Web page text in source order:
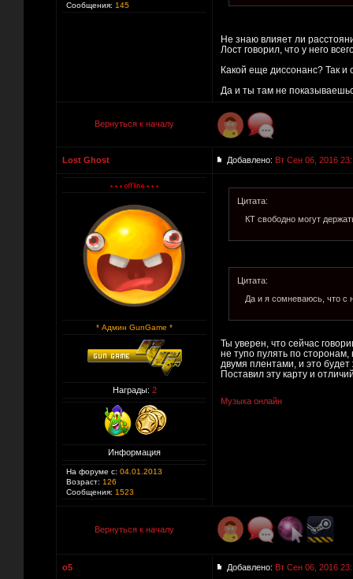
Сообщения: 145
Не знаю влияет ли
Лост говорил, что у него
Какой еще диссонанс? Так и
Да и ты там не
Вернуться к началу
Lost Ghost Добавлено: Вт Сен 06, 2016
* Админ GunGame *
Награды: 2
Информация
На форуме с: 04.01.2013
Возраст: 126
Сообщения: 1523
Цитата:
КТ свободно могут
Цитата:
Да и я сомневаюсь, что с
Ты уверен, что сейчас
не тупо пулять по
двумя плентами, и это будет
Поставил эту карту и
Музыка онлайн
Вернуться к началу
o5 Добавлено: Вт Сен 06, 2016